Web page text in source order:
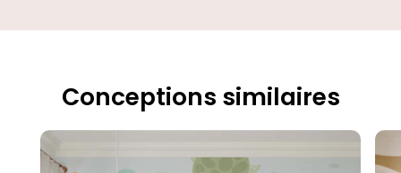
Conceptions similaires